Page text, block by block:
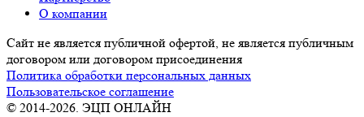
О компании
Сайт не является публичной офертой, не является публичным
договором или договором присоединения
Политика обработки персональных данных
Пользовательское соглашение
© 2014-2026. ЭЦП ОНЛАЙН